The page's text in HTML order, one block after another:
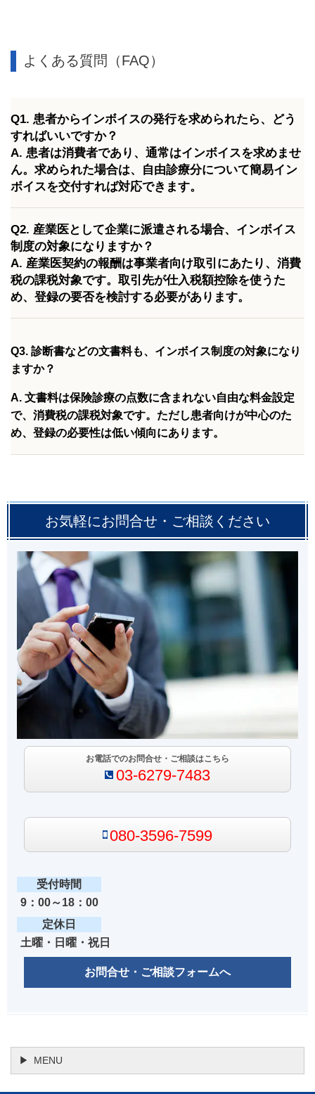
よくある質問（FAQ）
Q1. 患者からインボイスの発行を求められたら、どう
すればいいですか？
A. 患者は消費者であり、通常はインボイスを求めませ
ん。求められた場合は、自由診療分について簡易イン
ボイスを交付すれば対応できます。
Q2. 産業医として企業に派遣される場合、インボイス
制度の対象になりますか？
A. 産業医契約の報酬は事業者向け取引にあたり、消費
税の課税対象です。取引先が仕入税額控除を使うた
め、登録の要否を検討する必要があります。
Q3. 診断書などの文書料も、インボイス制度の対象になり
ますか？
A. 文書料は保険診療の点数に含まれない自由な料金設定
で、消費税の課税対象です。ただし患者向けが中心のた
め、登録の必要性は低い傾向にあります。
お気軽にお問合せ・ご相談ください
お電話でのお問合せ・ご相談はこちら
03-6279-7483
080-3596-7599
受付時間
9：00～18：00
定休日
土曜・日曜・祝日
お問合せ・ご相談フォームへ
MENU